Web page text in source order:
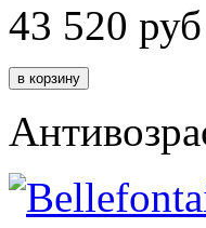
43 520 руб